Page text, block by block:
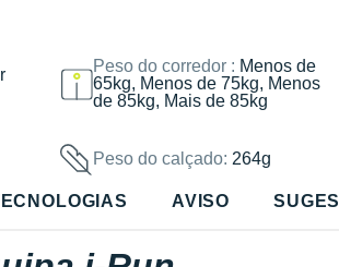
Peso do corredor : Menos de
65kg, Menos de 75kg, Menos
de 85kg, Mais de 85kg
Peso do calçado: 264g
AVISO